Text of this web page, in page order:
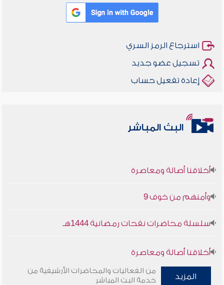
استرجاع الرمز السري
تسجيل عضو جديد
إعادة تفعيل حساب
البث المباشر
أخلاقنا أصالة ومعاصرة
وأمنهم من خوف 9
سلسلة محاضرات نفحات رمضانية 1444هـ
أخلاقنا أصالة ومعاصرة
وأمنهم من خوف 9
المزيد
من الفعاليات والمحاضرات الأرشيفية من
خدمة البث المباشر